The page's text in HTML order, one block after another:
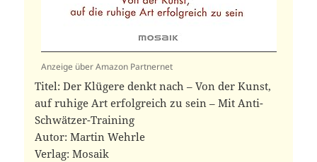
Anzeige über Amazon Partnernet
Titel: Der Klügere denkt nach – Von der Kunst,
auf ruhige Art erfolgreich zu sein – Mit Anti-
Schwätzer-Training
Autor: Martin Wehrle
Verlag: Mosaik